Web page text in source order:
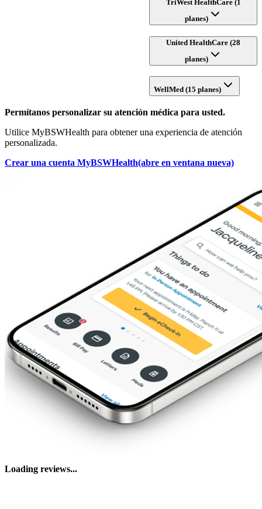
TriWest HealthCare (1
planes)
United HealthCare (28
planes)
WellMed (15 planes)
Permítanos personalizar su atención médica para usted.
Utilice MyBSWHealth para obtener una experiencia de atención
personalizada.
Crear una cuenta MyBSWHealth(abre en ventana nueva)
Loading reviews...